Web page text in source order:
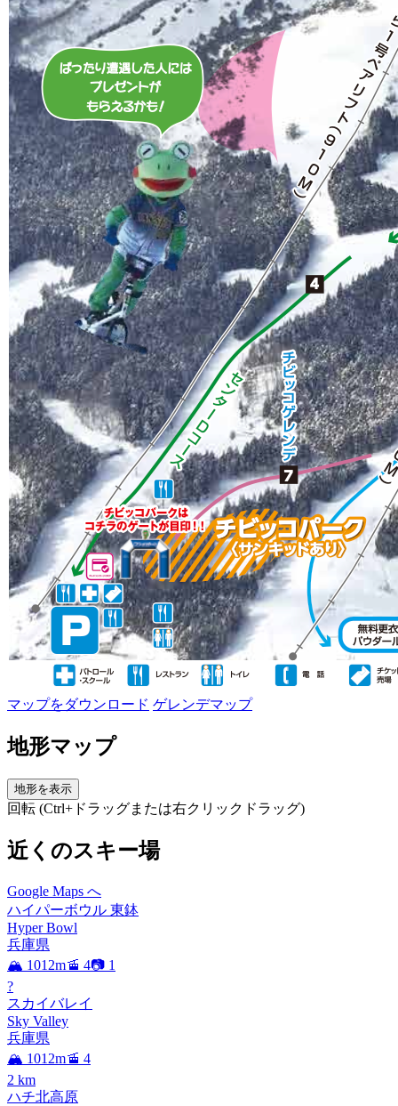
マップをダウンロード ゲレンデマップ
地形マップ
地形を表示
回転 (Ctrl+ドラッグまたは右クリックドラッグ)
近くのスキー場
Google Maps へ
ハイパーボウル 東鉢
Hyper Bowl
兵庫県
🏔️ 1012m🚡 4📷 1
?
スカイバレイ
Sky Valley
兵庫県
🏔️ 1012m🚡 4
2 km
ハチ北高原